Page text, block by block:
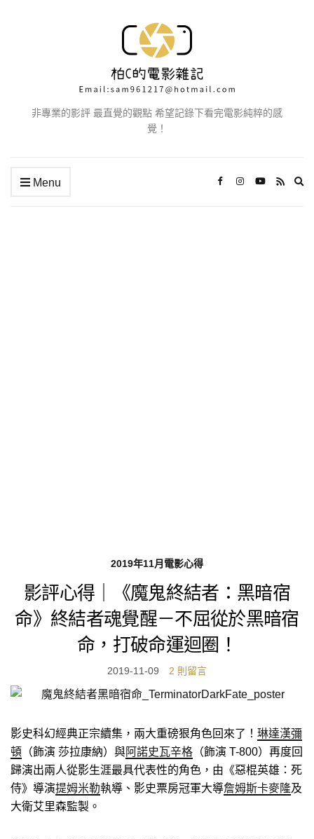
非專業的影評 最直覺的觀點 希望記錄下看完電影純粹的感
覺！
Menu
2019年11月電影心得
影評心得｜《魔鬼終結者：黑暗宿
命》終結者魂覺醒－不屈從於黑暗宿
命，打破命運迴圈！
2019-11-09 2 則留言
影史科幻經典正宗續集，兩大重磅狠角色回來了！ 琳達漢彌
頓 （飾演 莎拉康納）與阿諾史瓦辛格 （飾演 T-800）再度回
歸演出兩人從影生涯最具代表性的角色，由《惡棍英雄：死
侍》導演提姆米勒執導、影史票房冠軍大導詹姆斯卡麥隆及
大衛艾里森監製。